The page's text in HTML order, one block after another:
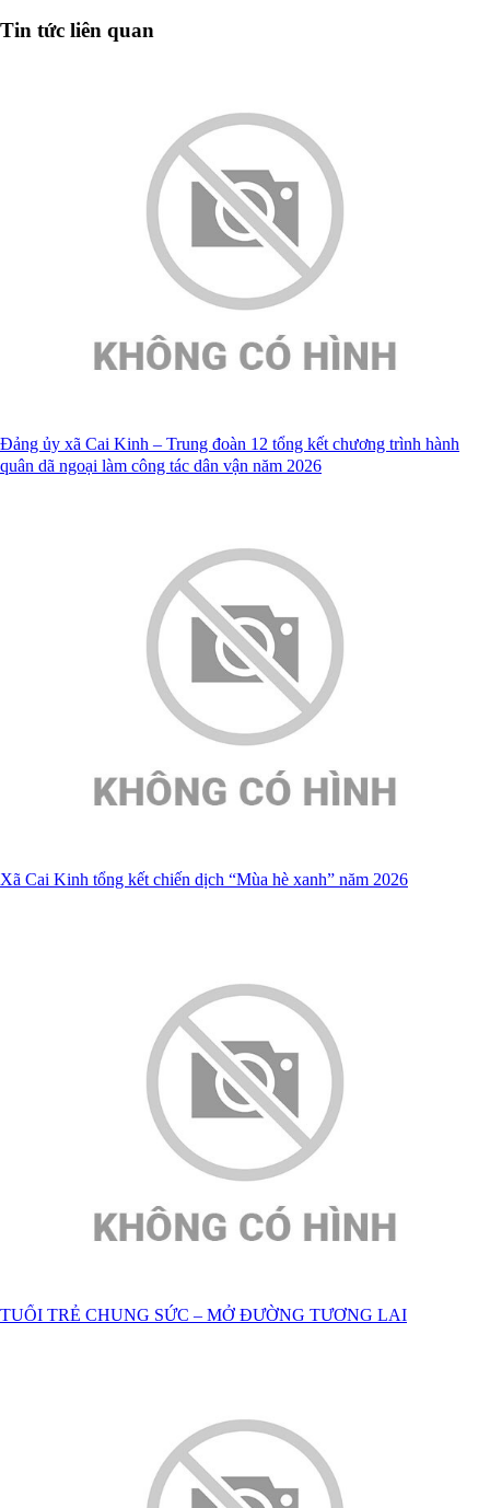
Tin tức liên quan
Đảng ủy xã Cai Kinh – Trung đoàn 12 tổng kết chương trình hành
quân dã ngoại làm công tác dân vận năm 2026
Xã Cai Kinh tổng kết chiến dịch “Mùa hè xanh” năm 2026
TUỔI TRẺ CHUNG SỨC – MỞ ĐƯỜNG TƯƠNG LAI